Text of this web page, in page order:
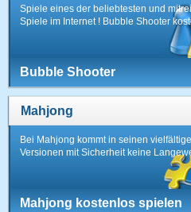
Spiele eines der beliebtesten und
Spiele im Internet ! Bubble Shooter
Bubble Shooter
Mahjong
Bei Mahjong kommt in seinen
Versionen mit Sicherheit keine
Mahjong kostenlos spielen